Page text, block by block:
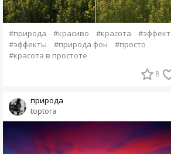
#природа #красиво #красота
#эффект
#эффекты
#природа фон
#просто
#красота в простоте
8
toptora
природа